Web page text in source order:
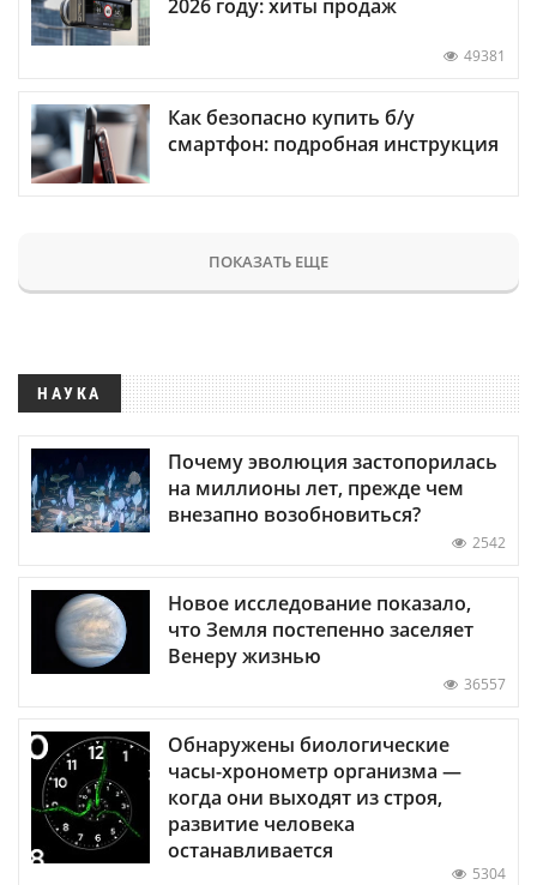
2026 году: хиты продаж
49381
Как безопасно купить б/у
смартфон: подробная инструкция
ПОКАЗАТЬ ЕЩЕ
НАУКА
Почему эволюция застопорилась
на миллионы лет, прежде чем
внезапно возобновиться?
2542
Новое исследование показало,
что Земля постепенно заселяет
Венеру жизнью
36557
Обнаружены биологические
часы-хронометр организма —
когда они выходят из строя,
развитие человека
останавливается
5304